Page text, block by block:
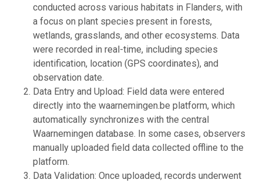
conducted across various habitats in Flanders, with
a focus on plant species present in forests,
wetlands, grasslands, and other ecosystems. Data
were recorded in real-time, including species
identification, location (GPS coordinates), and
observation date.
Data Entry and Upload: Field data were entered
directly into the waarnemingen.be platform, which
automatically synchronizes with the central
Waarnemingen database. In some cases, observers
manually uploaded field data collected offline to the
platform.
Data Validation: Once uploaded, records underwent